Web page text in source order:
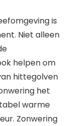
is
Niet alleen
helpen om
hittegolven
het
warme
Zonwering